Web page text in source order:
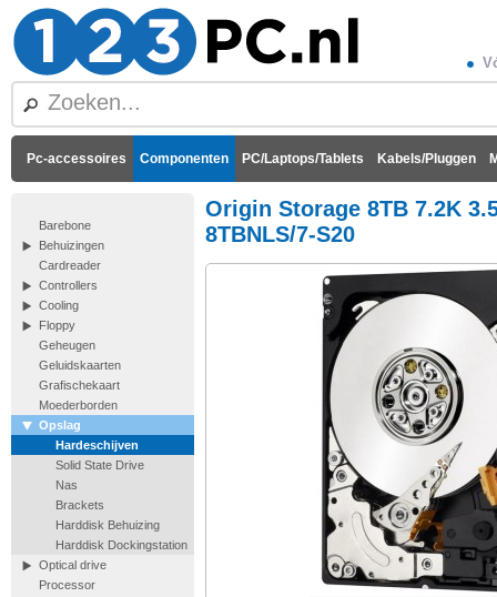
Pc-accessoires Componenten PC/Laptops/Tablets Kabels/Pluggen
Barebone
Behuizingen
Cardreader
Controllers
Cooling
Floppy
Geheugen
Geluidskaarten
Grafischekaart
Moederborden
Opslag
Hardeschijven
Solid State Drive
Nas
Brackets
Harddisk Behuizing
Harddisk Dockingstation
Optical drive
Processor
Origin Storage 8TB 7.2K
8TBNLS/7-S20